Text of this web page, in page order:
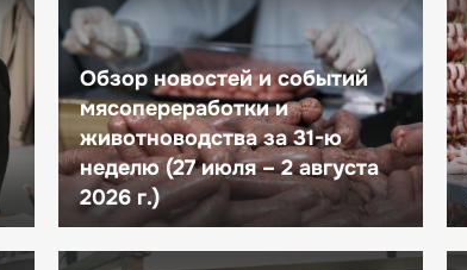
Обзор новостей и событий
мясопереработки и
животноводства за 31-ю
неделю (27 июля – 2 августа
2026 г.)